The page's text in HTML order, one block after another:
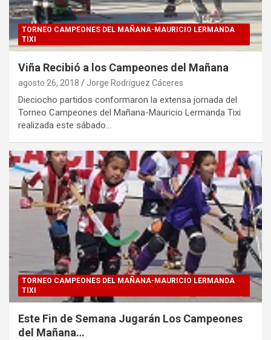
TORNEO CAMPEONES DEL MAÑANA-MAURICIO LERMANDA
TIXI
Viña Recibió a los Campeones del Mañana
agosto 26, 2018 Jorge Rodríguez Cáceres
Dieciocho partidos conformaron la extensa jornada del
Torneo Campeones del Mañana-Mauricio Lermanda Tixi
realizada este sábado…
TORNEO CAMPEONES DEL MAÑANA-MAURICIO LERMANDA
TIXI
Este Fin de Semana Jugarán Los Campeones
del Mañana…